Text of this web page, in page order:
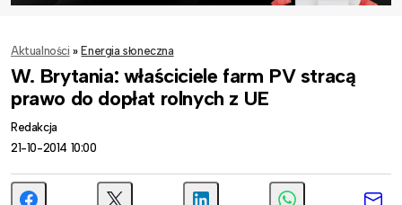
Aktualności » Energia słoneczna
W. Brytania: właściciele farm PV stracą
prawo do dopłat rolnych z UE
Redakcja
21-10-2014 10:00